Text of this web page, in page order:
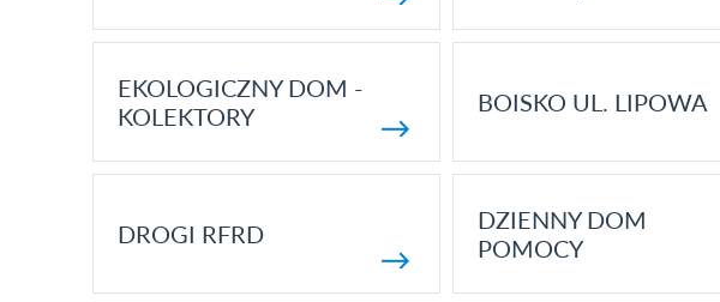
EKOLOGICZNY DOM -
KOLEKTORY
BOISKO UL. LIPOWA
DROGI RFRD
DZIENNY DOM
POMOCY